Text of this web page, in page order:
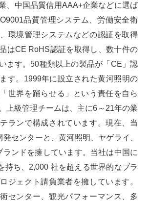
、中国品質信用AAA+企業などに選ば
品質管理システム、労働安全衛
環境管理システムなどの認証を取得
はCE RoHS認証を取得し、数十件の
ます。50種類以上の製品が「CE」認
す。1999年に設立された黄河照明の
世界を踊らせる」という責任を自ら
上級管理チームは、主に6～21年の業
ランで構成されています。現在、当
センターと、黄河照明、ヤゲライ、
ランドを擁しています。当社は中国に
持ち、2,000 社を超える世界的なブラ
ジェクト請負業者を擁しています。
センター、観光パフォーマンス、多